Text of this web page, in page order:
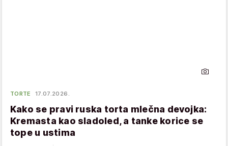
TORTE 17.07.2026.
Kako se pravi ruska torta mlečna devojka:
Kremasta kao sladoled, a tanke korice se
tope u ustima